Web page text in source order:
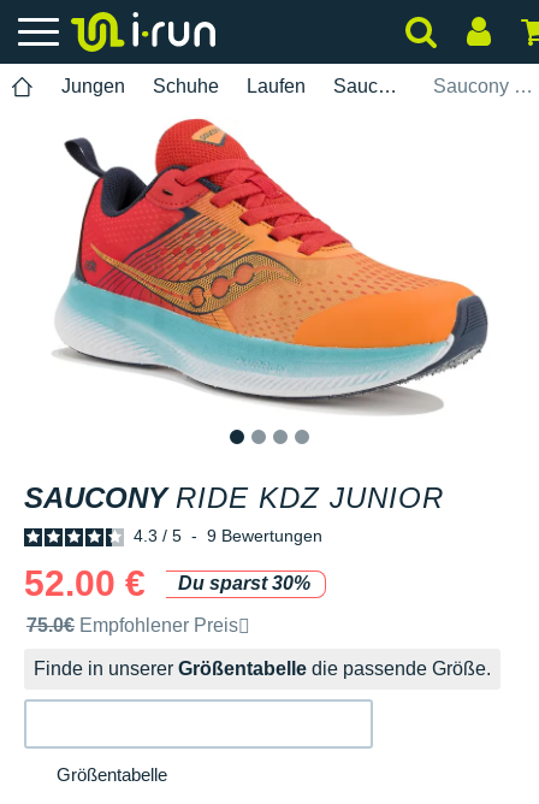
Jungen Schuhe Laufen Saucony Saucony Ride KDZ Junior
SAUCONY RIDE KDZ JUNIOR
4.3 / 5 - 9 Bewertungen
52.00 €
Du sparst 30%
Unverbindliche Preisempfehlung der Marke
75.0€ Empfohlener Preis
Finde in unserer Größentabelle die passende Größe.
Größentabelle